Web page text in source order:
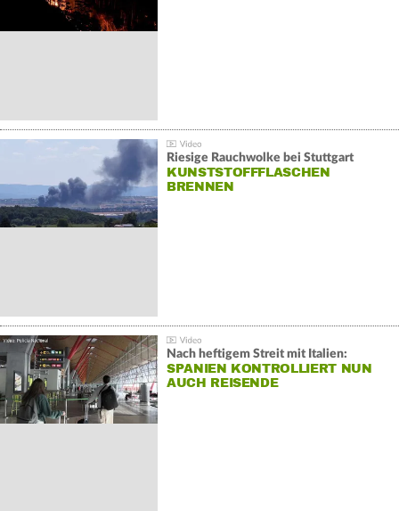
Riesige Rauchwolke bei Stuttgart
KUNSTSTOFFFLASCHEN
BRENNEN
Nach heftigem Streit mit Italien:
SPANIEN KONTROLLIERT NUN
AUCH REISENDE